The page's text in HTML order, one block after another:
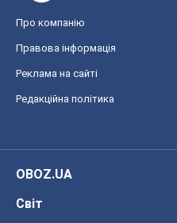
Про компанію
Правова інформація
Реклама на сайті
Редакційна політика
OBOZ.UA
Світ